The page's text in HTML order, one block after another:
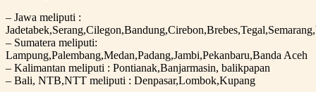
– Jawa meliputi :
– Sumatera meliputi:
Lampung,Palembang,Medan,Padang,Jambi,Pekanbaru,Banda Aceh
– Kalimantan meliputi : Pontianak,Banjarmasin, balikpapan
– Bali, NTB,NTT meliputi : Denpasar,Lombok,Kupang